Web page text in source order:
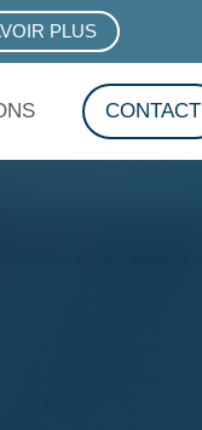
PLUS
.MARQUE
CONTACT